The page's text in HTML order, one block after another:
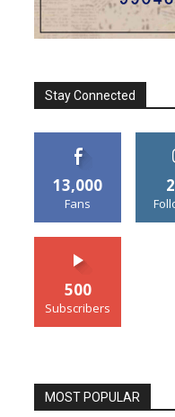
Stay Connected
13,000
Fans
500
Subscribers
MOST POPULAR